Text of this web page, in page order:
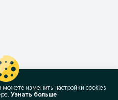
можете изменить настройки cookies
Узнать больше